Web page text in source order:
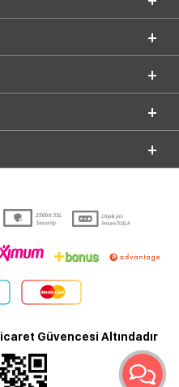
Güvencesi Altındadır